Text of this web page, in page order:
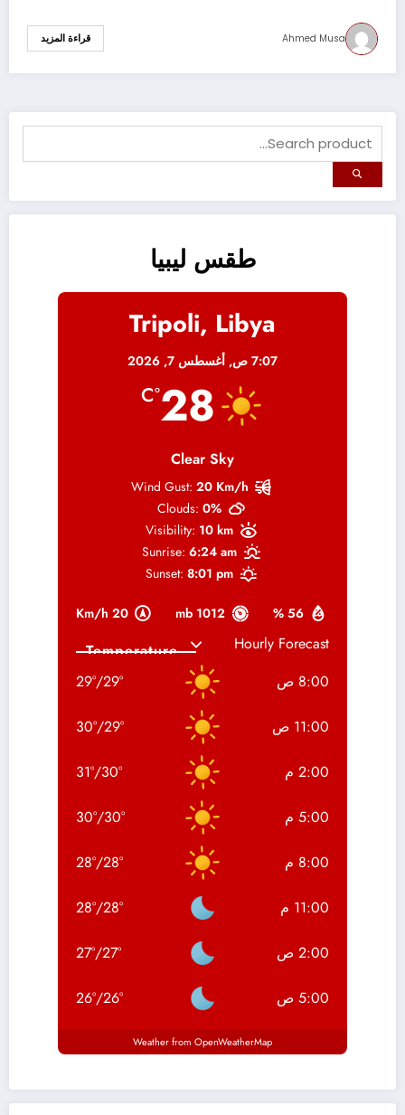
Ahmed Musa قراءة المزيد
طقس ليبيا
Tripoli, Libya
7:07 ص, أغسطس 7, 2026
28
°C
Clear Sky
56 %
1012 mb
20 Km/h
Wind Gust: 20 Km/h
Clouds: 0%
Visibility: 10 km
Sunrise: 6:24 am
Sunset: 8:01 pm
Hourly Forecast
8:00 ص
29°
/
29°
11:00 ص 29°
/
30°
2:00 م 30°
/
31°
5:00 م 30°
/
30°
8:00 م 28°
/
28°
11:00 م 28°
/
28°
2:00 ص 27°
/
27°
5:00 ص 26°
/
26°
Weather from OpenWeatherMap